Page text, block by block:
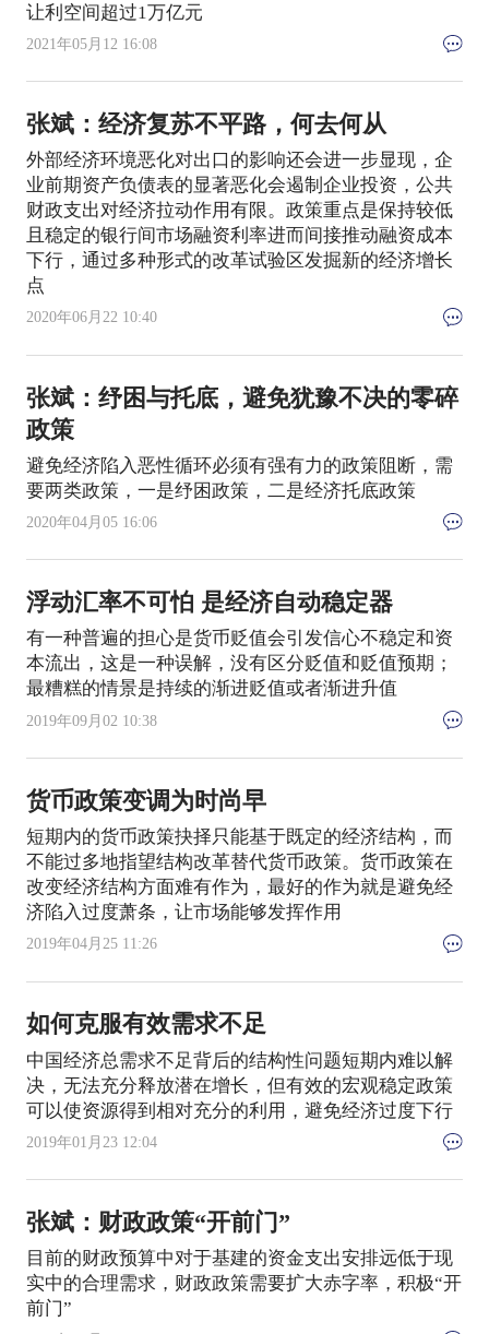
让利空间超过1万亿元
2021年05月12 16:08
张斌：经济复苏不平路，何去何从
外部经济环境恶化对出口的影响还会进一步显现，企
业前期资产负债表的显著恶化会遏制企业投资，公共
财政支出对经济拉动作用有限。政策重点是保持较低
且稳定的银行间市场融资利率进而间接推动融资成本
下行，通过多种形式的改革试验区发掘新的经济增长
点
2020年06月22 10:40
张斌：纾困与托底，避免犹豫不决的零碎
政策
避免经济陷入恶性循环必须有强有力的政策阻断，需
要两类政策，一是纾困政策，二是经济托底政策
2020年04月05 16:06
浮动汇率不可怕 是经济自动稳定器
有一种普遍的担心是货币贬值会引发信心不稳定和资
本流出，这是一种误解，没有区分贬值和贬值预期；
最糟糕的情景是持续的渐进贬值或者渐进升值
2019年09月02 10:38
货币政策变调为时尚早
短期内的货币政策抉择只能基于既定的经济结构，而
不能过多地指望结构改革替代货币政策。货币政策在
改变经济结构方面难有作为，最好的作为就是避免经
济陷入过度萧条，让市场能够发挥作用
2019年04月25 11:26
如何克服有效需求不足
中国经济总需求不足背后的结构性问题短期内难以解
决，无法充分释放潜在增长，但有效的宏观稳定政策
可以使资源得到相对充分的利用，避免经济过度下行
2019年01月23 12:04
张斌：财政政策“开前门”
目前的财政预算中对于基建的资金支出安排远低于现
实中的合理需求，财政政策需要扩大赤字率，积极“开
前门”